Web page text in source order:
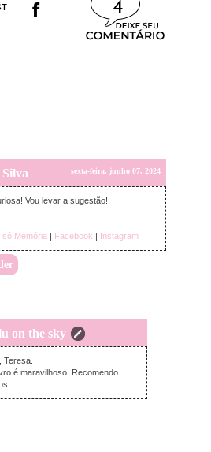
4
Silva sexta-feira, junho 07, 2024
Vou levar a sugestão!
Memória | Facebook | Instagram
on the sky
terça-feira, junho 11, 2024
Teresa.
é maravilhoso. Recomendo.